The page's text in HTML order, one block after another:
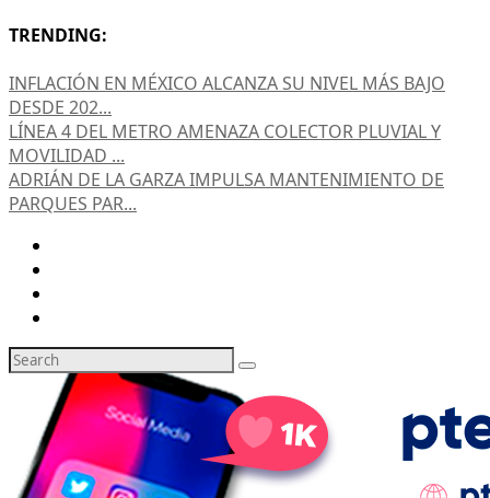
TRENDING:
INFLACIÓN EN MÉXICO ALCANZA SU NIVEL MÁS BAJO
DESDE 202...
LÍNEA 4 DEL METRO AMENAZA COLECTOR PLUVIAL Y
MOVILIDAD ...
ADRIÁN DE LA GARZA IMPULSA MANTENIMIENTO DE
PARQUES PAR...